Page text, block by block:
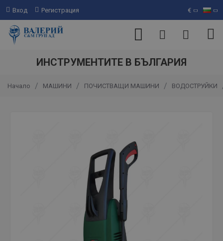
Вход Регистрация €
ИНСТРУМЕНТИТЕ В БЪЛГАРИЯ
Начало МАШИНИ ПОЧИСТВАЩИ МАШИНИ ВОДОСТРУЙКИ